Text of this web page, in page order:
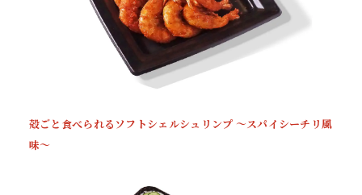
殻ごと食べられるソフトシェルシュリンプ 〜スパイシーチリ風
味〜